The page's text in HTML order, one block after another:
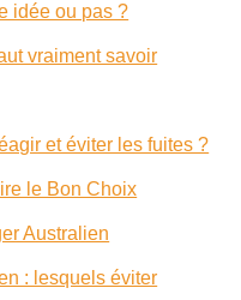
idée ou pas ?
vraiment savoir
et éviter les fuites ?
le Bon Choix
Australien
: lesquels éviter